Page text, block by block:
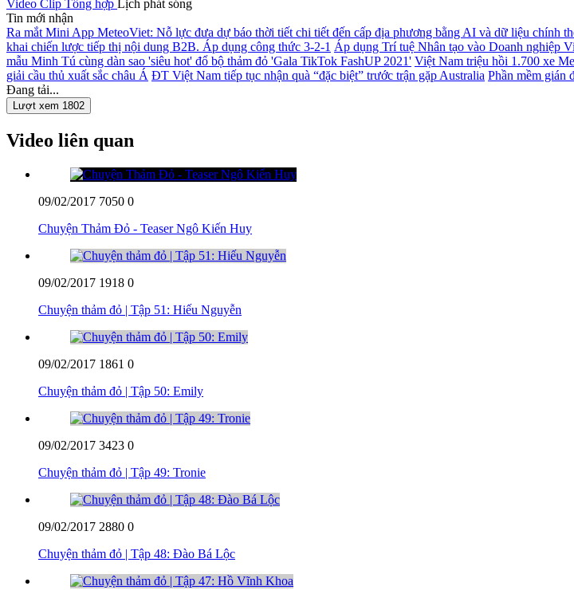
Video Clip Tổng hợp Lịch phát sóng
Tin mới nhận
Ra mắt Mini App MeteoViet: Nỗ lực đưa dự báo thời tiết chi tiết đến cấp địa phương bằng AI và dữ liệu chính
khai chiến lược tiếp thị nội dung B2B. Áp dụng công thức 3-2-1 Áp dụng Trí tuệ Nhân tạo vào Doanh nghiệp
mẫu Minh Tú cùng dàn sao 'siêu hot' đổ bộ thảm đỏ 'Gala TikTok FashUP 2021' Việt Nam triệu hồi 1.700 xe
giải cầu thủ xuất sắc châu Á ĐT Việt Nam tiếp tục nhận quà “đặc biệt” trước trận gặp Australia Phần mềm gián
Đang tải...
Lượt xem 1802
Video liên quan
09/02/2017 7050 0
Chuyện Thảm Đỏ - Teaser Ngô Kiến Huy
09/02/2017 1918 0
Chuyện thảm đỏ | Tập 51: Hiếu Nguyễn
09/02/2017 1861 0
Chuyện thảm đỏ | Tập 50: Emily
09/02/2017 3423 0
Chuyện thảm đỏ | Tập 49: Tronie
09/02/2017 2880 0
Chuyện thảm đỏ | Tập 48: Đào Bá Lộc